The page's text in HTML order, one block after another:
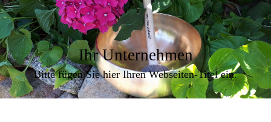
Ihr Unternehmen
Bitte fügen Sie hier Ihren Webseiten-Titel ein.